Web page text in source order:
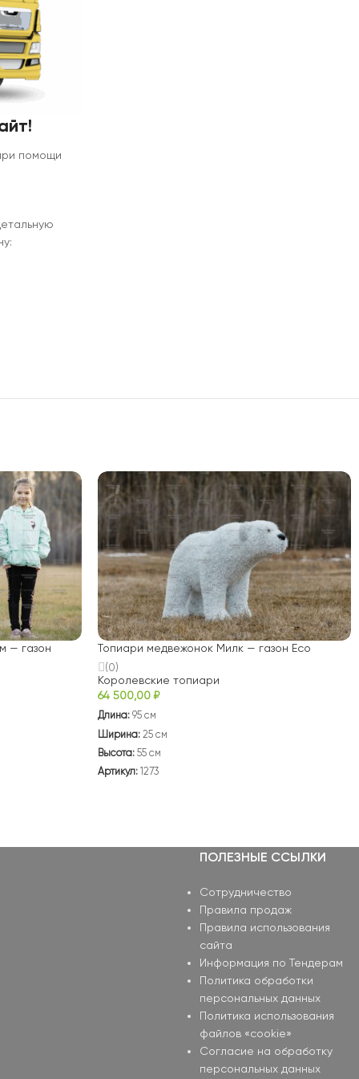
помощи
— газон
Топиари медвежонок Милк — газон Eco
(0)
Королевские топиари
64 500,00₽
Длина: 95 см
Ширина: 25 см
Высота: 55 см
Артикул: 1273
ПОЛЕЗНЫЕ ССЫЛКИ
Сотрудничество
Правила продаж
Правила использования
сайта
Информация по Тендерам
Политика обработки
персональных данных
Политика использования
файлов «cookie»
Согласие на обработку
персональных данных